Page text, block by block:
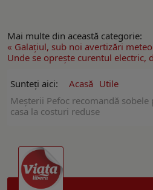
Mai multe din această categorie:
« Galaţiul, sub noi avertizări meteo
Unde se oprește curentul electric,
Sunteți aici: Acasă Utile
Meșterii Pefoc recomandă sobele
casa la costuri reduse